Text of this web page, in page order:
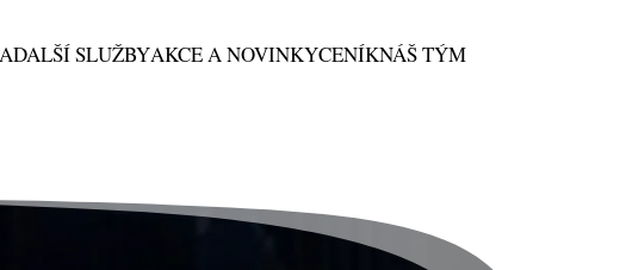
DALŠÍ SLUŽBYAKCE A NOVINKYCENÍKNÁŠ TÝM